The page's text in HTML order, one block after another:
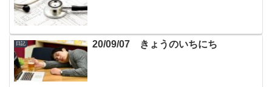
日記 20/09/07 きょうのいちにち